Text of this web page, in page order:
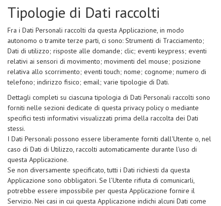
Tipologie di Dati raccolti
Fra i Dati Personali raccolti da questa Applicazione, in modo
autonomo o tramite terze parti, ci sono: Strumenti di Tracciamento;
Dati di utilizzo; risposte alle domande; clic; eventi keypress; eventi
relativi ai sensori di movimento; movimenti del mouse; posizione
relativa allo scorrimento; eventi touch; nome; cognome; numero di
telefono; indirizzo fisico; email; varie tipologie di Dati.
Dettagli completi su ciascuna tipologia di Dati Personali raccolti sono
forniti nelle sezioni dedicate di questa privacy policy o mediante
specifici testi informativi visualizzati prima della raccolta dei Dati
stessi.
I Dati Personali possono essere liberamente forniti dall'Utente o, nel
caso di Dati di Utilizzo, raccolti automaticamente durante l'uso di
questa Applicazione.
Se non diversamente specificato, tutti i Dati richiesti da questa
Applicazione sono obbligatori. Se l’Utente rifiuta di comunicarli,
potrebbe essere impossibile per questa Applicazione fornire il
Servizio. Nei casi in cui questa Applicazione indichi alcuni Dati come